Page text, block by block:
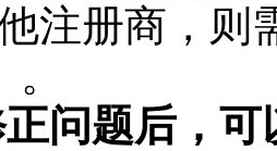
注册商，则
问题后，可